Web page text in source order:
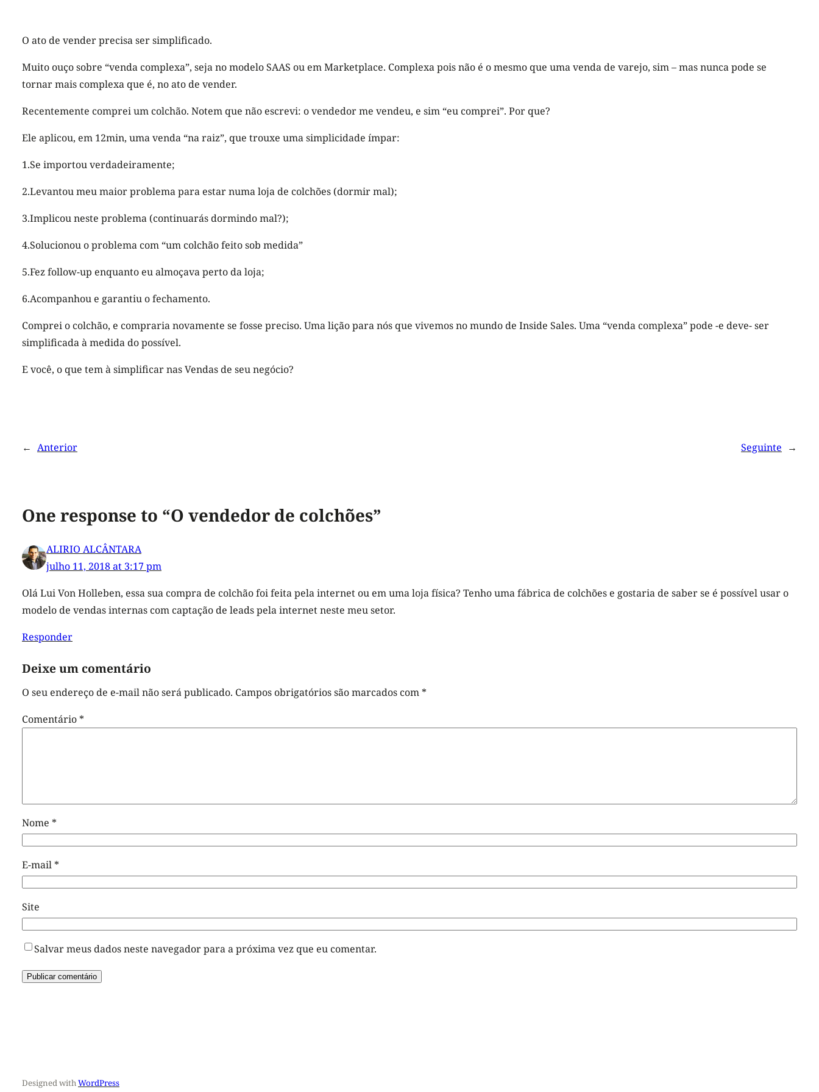
O ato de vender precisa ser simplificado.
Muito ouço sobre “venda complexa”, seja no modelo SAAS ou em Marketplace. Complexa pois não é o mesmo que uma venda de varejo, sim – mas nunca pode se
tornar mais complexa que é, no ato de vender.
Recentemente comprei um colchão. Notem que não escrevi: o vendedor me vendeu, e sim “eu comprei”. Por que?
Ele aplicou, em 12min, uma venda “na raiz”, que trouxe uma simplicidade ímpar:
1.Se importou verdadeiramente;
2.Levantou meu maior problema para estar numa loja de colchões (dormir mal);
3.Implicou neste problema (continuarás dormindo mal?);
4.Solucionou o problema com “um colchão feito sob medida”
5.Fez follow-up enquanto eu almoçava perto da loja;
6.Acompanhou e garantiu o fechamento.
Comprei o colchão, e compraria novamente se fosse preciso. Uma lição para nós que vivemos no mundo de Inside Sales. Uma “venda complexa” pode -e deve- ser
simplificada à medida do possível.
E você, o que tem à simplificar nas Vendas de seu negócio?
← Anterior Seguinte →
One response to “O vendedor de colchões”
ALIRIO ALCÂNTARA
julho 11, 2018 at 3:17 pm
Olá Lui Von Holleben, essa sua compra de colchão foi feita pela internet ou em uma loja física? Tenho uma fábrica de colchões e gostaria de saber se é possível usar o
modelo de vendas internas com captação de leads pela internet neste meu setor.
Responder
Deixe um comentário
O seu endereço de e-mail não será publicado. Campos obrigatórios são marcados com *
Comentário *
Nome *
E-mail *
Site
Salvar meus dados neste navegador para a próxima vez que eu comentar.
Designed withWordPress